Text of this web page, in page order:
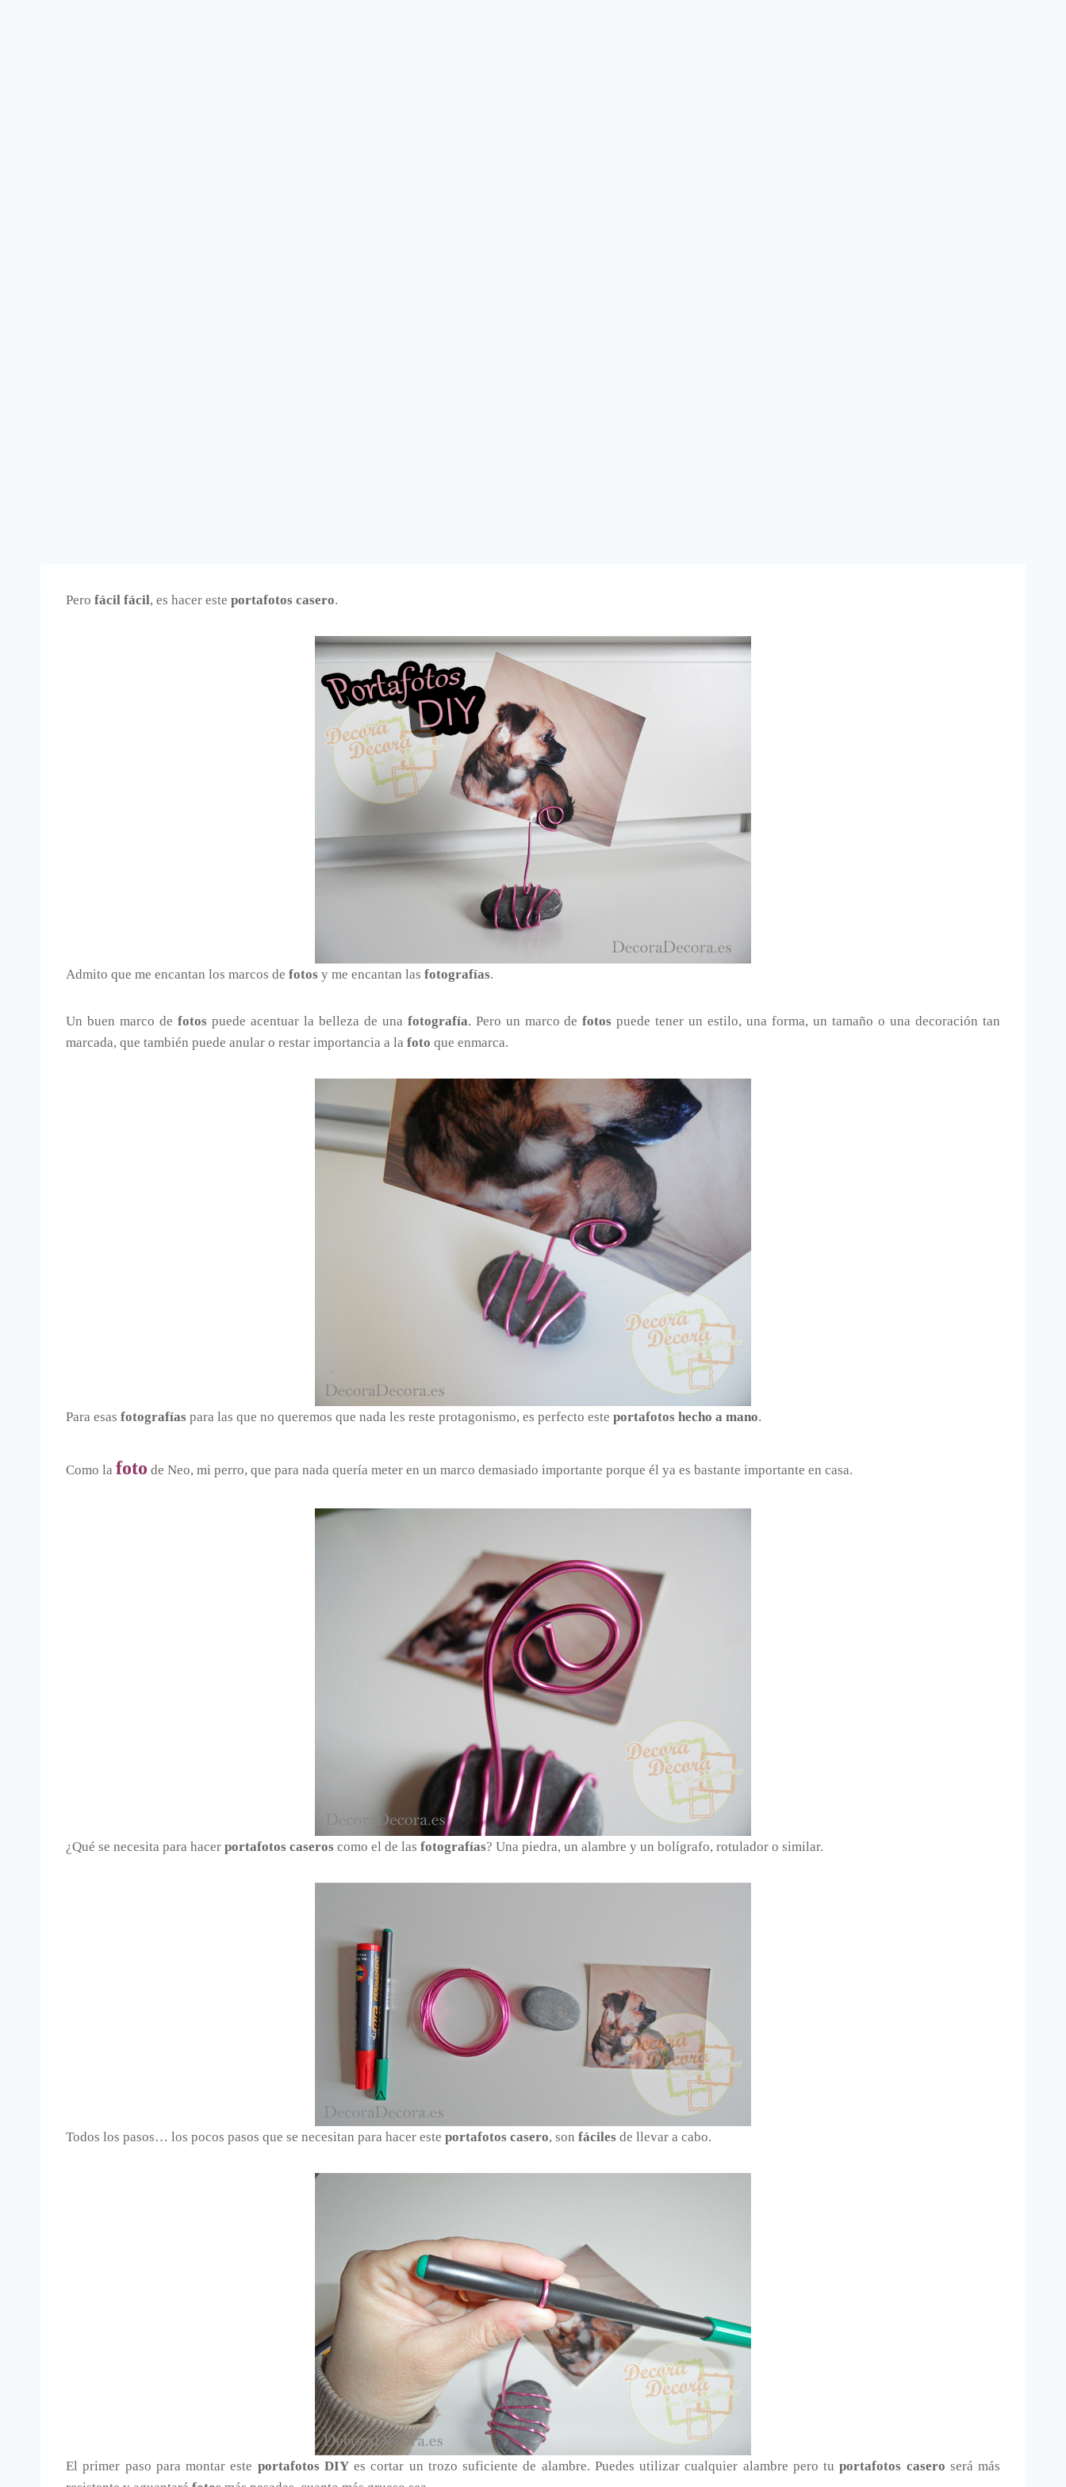
Pero fácil fácil, es hacer este portafotos casero.
Admito que me encantan los marcos de fotos y me encantan las fotografías.
Un buen marco de fotospuede acentuar la belleza de una fotografía. Pero un marco defotos puede tener un estilo, una forma, un tamaño o una decoración tan
marcada, que también puede anular o restar importancia a la foto que enmarca.
Para esas fotografías para las que no queremos que nada les reste protagonismo, es perfecto este portafotos hecho a mano.
Como la foto de Neo, mi perro, que para nada quería meter en un marco demasiado importante porque él ya es bastante importante en casa.
¿Qué se necesita para hacer portafotos caseros como el de las fotografías? Una piedra, un alambre y un bolígrafo, rotulador o similar.
Todos los pasos… los pocos pasos que se necesitan para hacer este portafotos casero, son fáciles de llevar a cabo.
El primer paso para montar este portafotos DIYes cortar un trozo suficiente de alambre. Puedes utilizar cualquier alambre pero tuportafotos casero será más